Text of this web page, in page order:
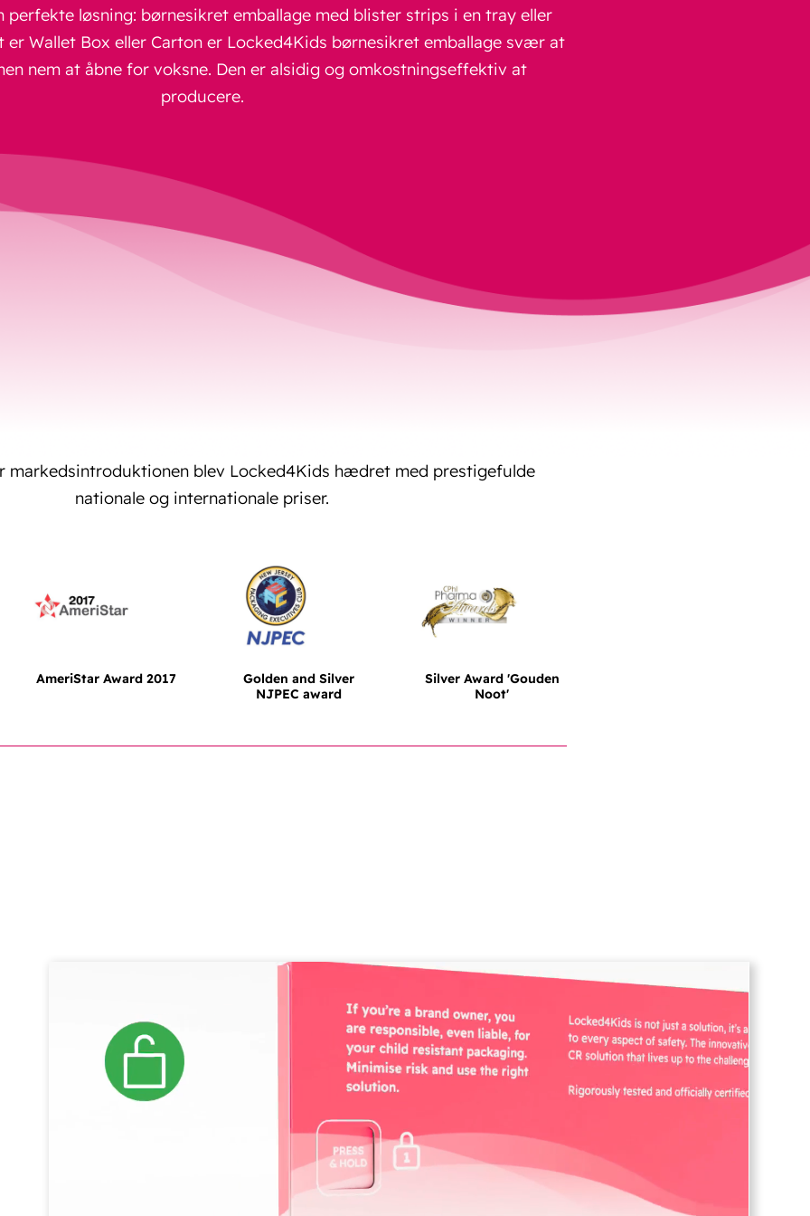
perfekte løsning: børnesikret emballage med blister strips i en tray eller
er Wallet Box eller Carton er Locked4Kids børnesikret emballage svær at
nem at åbne for voksne. Den er alsidig og omkostningseffektiv at
producere.
markedsintroduktionen blev Locked4Kids hædret med prestigefulde
nationale og internationale priser.
AmeriStar Award 2017
Golden and Silver
NJPEC award
Silver Award 'Gouden
Noot'